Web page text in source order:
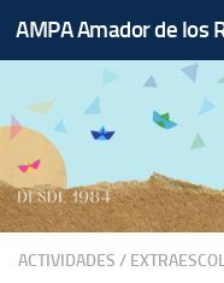
Saltar al contenido
AMPA Amador de los
ACTIVIDADES /